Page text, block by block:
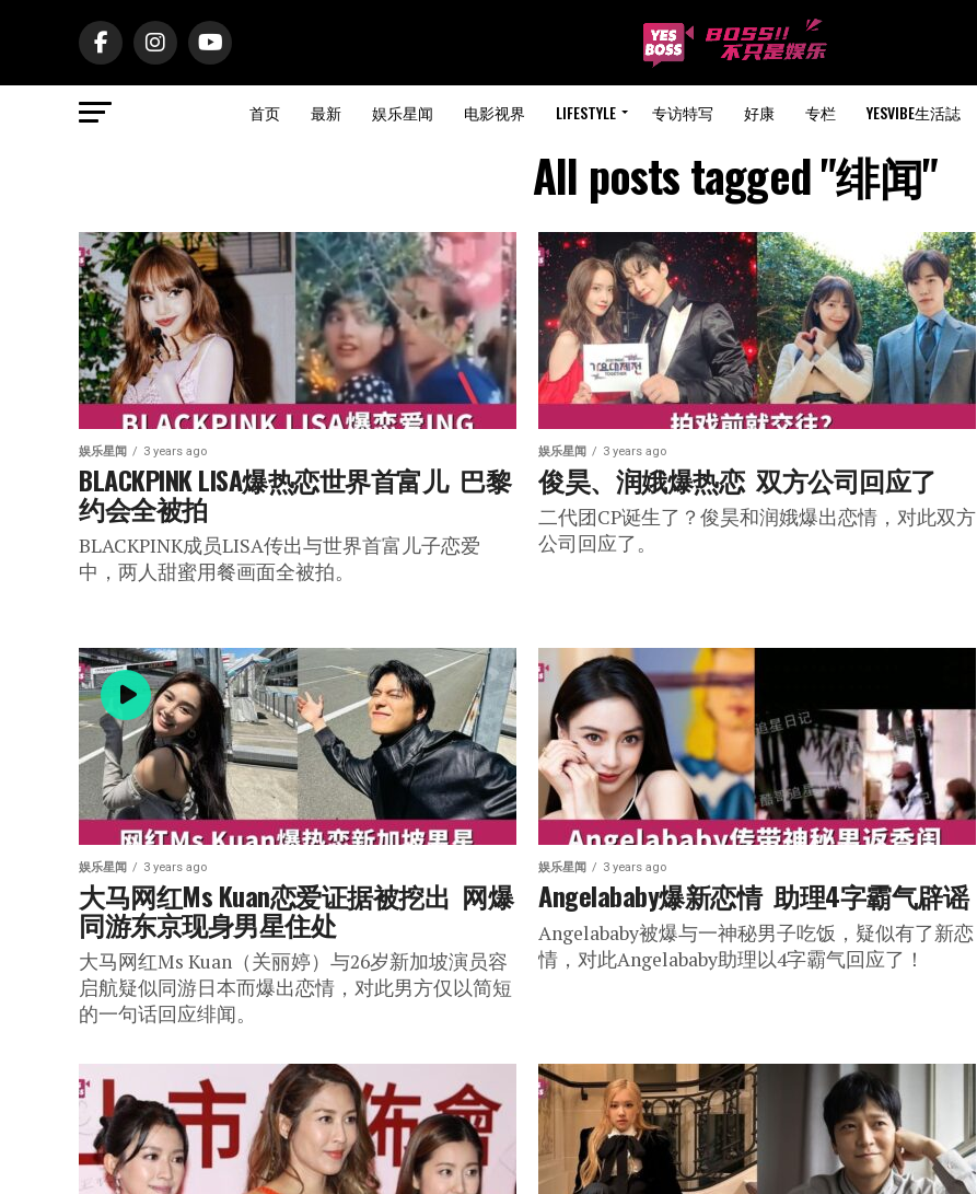
首页 最新 娱乐星闻 电影视界 LIFESTYLE 专访特写 好康 专栏 YESVIBE生活誌
All posts tagged "绯闻"
娱乐星闻 3 years ago
BLACKPINK LISA爆热恋世界首富儿  巴黎
约会全被拍
BLACKPINK成员LISA传出与世界首富儿子恋爱
中，两人甜蜜用餐画面全被拍。
娱乐星闻 3 years ago
俊昊、润娥爆热恋  双方公司回应了
二代团CP诞生了？俊昊和润娥爆出恋情，对此双方
公司回应了。
娱乐星闻 3 years ago
大马网红Ms Kuan恋爱证据被挖出  网爆
同游东京现身男星住处
大马网红Ms Kuan（关丽婷）与26岁新加坡演员容
启航疑似同游日本而爆出恋情，对此男方仅以简短
的一句话回应绯闻。
娱乐星闻 3 years ago
Angelababy爆新恋情  助理4字霸气辟谣
Angelababy被爆与一神秘男子吃饭，疑似有了新恋
情，对此Angelababy助理以4字霸气回应了！